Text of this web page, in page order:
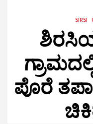
SIRSI
ಪೊರೆ